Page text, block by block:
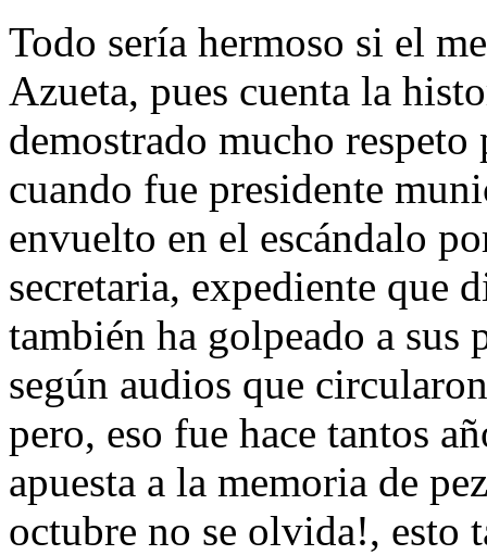
Todo sería hermoso si el
Azueta, pues cuenta la
demostrado mucho
cuando fue presidente
envuelto en el escándalo
secretaria, expediente que
también ha golpeado a sus
según audios que
pero, eso fue hace tantos
apuesta a la memoria de
octubre no se olvida!,